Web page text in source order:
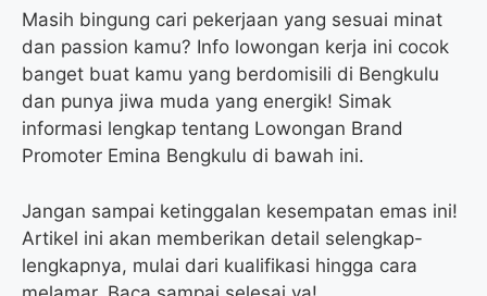
Masih bingung cari pekerjaan yang sesuai minat
dan passion kamu? Info lowongan kerja ini cocok
banget buat kamu yang berdomisili di Bengkulu
dan punya jiwa muda yang energik! Simak
informasi lengkap tentang Lowongan Brand
Promoter Emina Bengkulu di bawah ini.
Jangan sampai ketinggalan kesempatan emas ini!
Artikel ini akan memberikan detail selengkap-
lengkapnya, mulai dari kualifikasi hingga cara